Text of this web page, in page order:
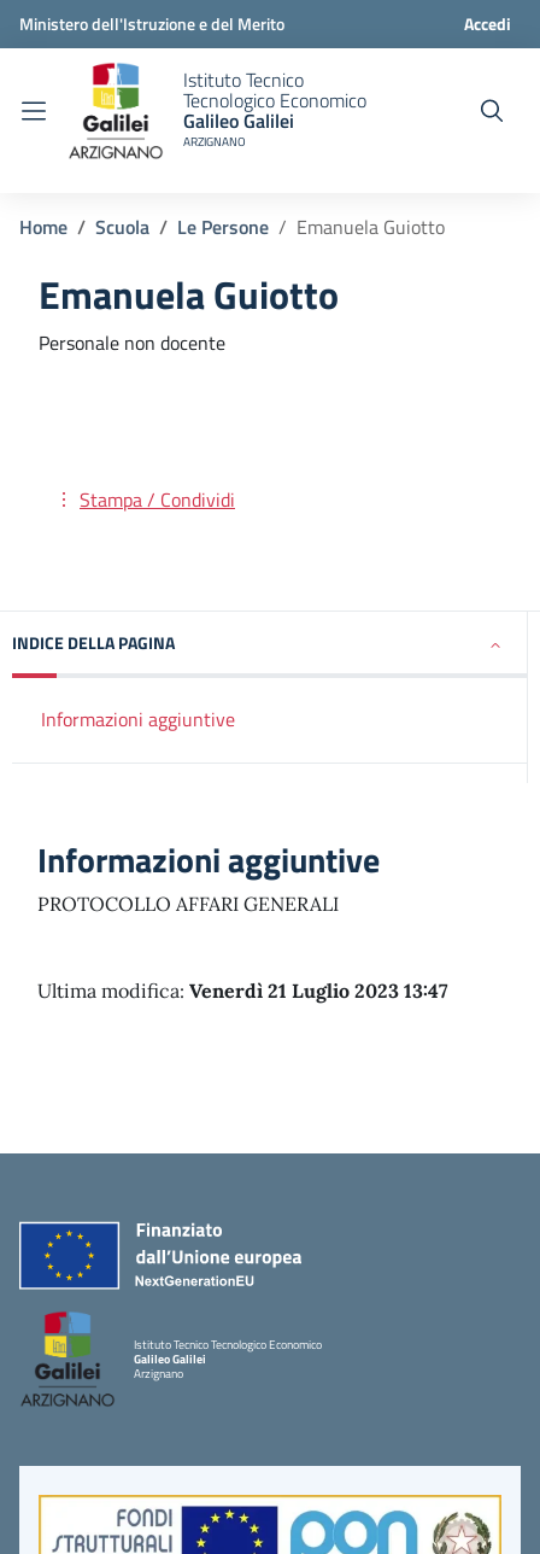
Ministero dell'Istruzione e del Merito Accedi
Istituto Tecnico
Tecnologico Economico
Galileo Galilei
ARZIGNANO
Home Scuola Le Persone Emanuela Guiotto
Emanuela Guiotto
Personale non docente
Stampa / Condividi
INDICE DELLA PAGINA
Informazioni aggiuntive
Informazioni aggiuntive
PROTOCOLLO AFFARI GENERALI
Ultima modifica: Venerdì 21 Luglio 2023 13:47
Istituto Tecnico Tecnologico Economico
Galileo Galilei
Arzignano